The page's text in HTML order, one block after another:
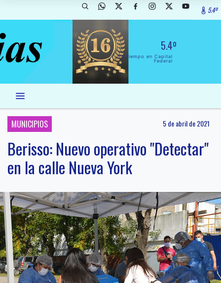
5.4º
5.4º
El Tiempo en Capital
Federal
MUNICIPIOS 5 de abril de 2021
Berisso: Nuevo operativo "Detectar"
en la calle Nueva York